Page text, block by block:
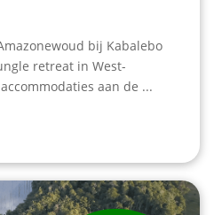
bij Kabalebo
retreat in West-
aan de ...